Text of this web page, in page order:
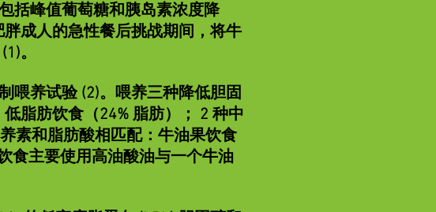
括峰值葡萄糖和胰岛素浓度降
成人的急性餐后挑战期间，将牛
。
喂养试验 (2)。喂养三种降低胆固
脂肪饮食（24% 脂肪）； 2 种中
素和脂肪酸相匹配：牛油果饮食
食主要使用高油酸油与一个牛油